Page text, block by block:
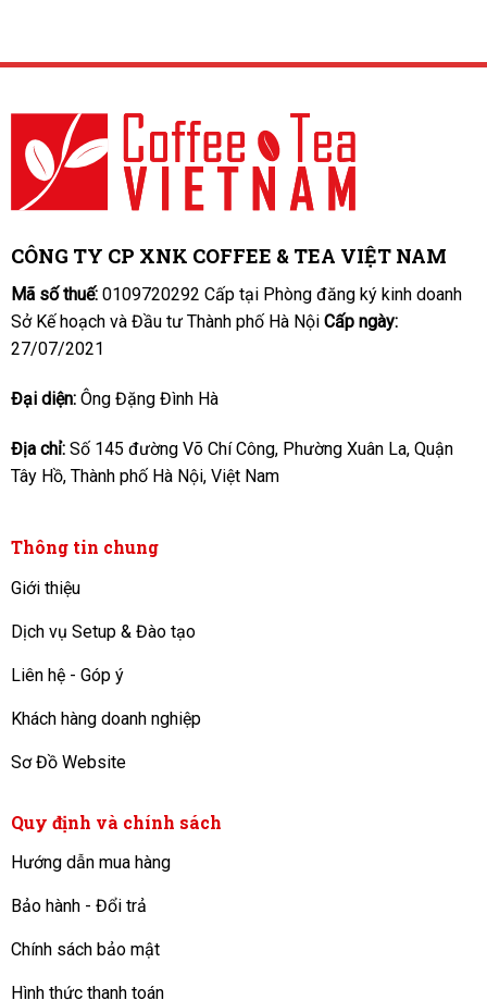
CÔNG TY CP XNK COFFEE & TEA VIỆT NAM
Mã số thuế:0109720292 Cấp tại Phòng đăng ký kinh doanh
Sở Kế hoạch và Đầu tư Thành phố Hà Nội Cấp ngày:
27/07/2021
Đại diện: Ông Đặng Đình Hà
Địa chỉ: Số 145 đường Võ Chí Công, Phường Xuân La, Quận
Tây Hồ, Thành phố Hà Nội, Việt Nam
Thông tin chung
Giới thiệu
Dịch vụ Setup & Đào tạo
Liên hệ - Góp ý
Khách hàng doanh nghiệp
Sơ Đồ Website
Quy định và chính sách
Hướng dẫn mua hàng
Bảo hành - Đổi trả
Chính sách bảo mật
Hình thức thanh toán